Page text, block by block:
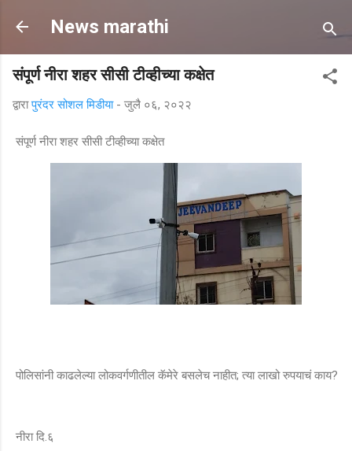
मुख्य सामग्रीवर वगळा
News marathi
संपूर्ण नीरा शहर सीसी टीव्हीच्या कक्षेत
द्वारापुरंदर सोशल मिडीया - जुलै ०६, २०२२
संपूर्ण नीरा शहर सीसी टीव्हीच्या कक्षेत
पोलिसांनी काढलेल्या लोकवर्गणीतील कॅमेरे बसलेच नाहीत; त्या लाखो रुपयाचं काय?
नीरा दि.६